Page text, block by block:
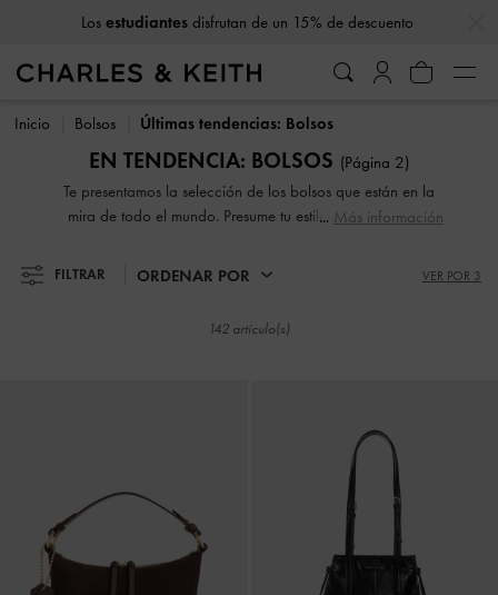
Los estudiantesdisfrutan de un 15% de descuento
Losestudiantesdisfrutan de un 15% de descuento
Inicio Bolsos Últimas tendencias: Bolsos
EN TENDENCIA: BOLSOS (Página 2)
Te presentamos la selección de los bolsos que están en la
mira de todo el mundo. Presume tu estilo y adelántate al
bolsos de mano y monederos de última tendencia.
Más información
FILTRAR ORDENAR POR VER POR 3
142 artículo(s)